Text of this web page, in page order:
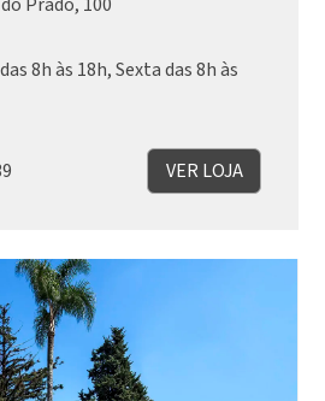
8h às 18h, Sexta das 8h às
VER LOJA